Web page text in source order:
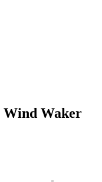
Wind Waker